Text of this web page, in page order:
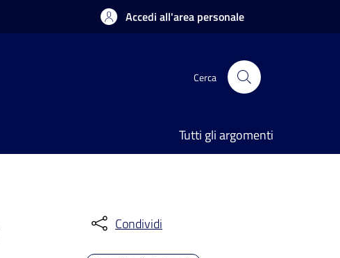
Accedi all'area personale
Cerca
Tutti gli argomenti
Condividi